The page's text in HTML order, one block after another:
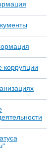
коррупции